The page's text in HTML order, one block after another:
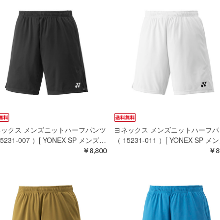
クス メンズニットハーフパンツ
007 ）[ YONEX SP メンズ…
￥8,800
ヨネックス メンズニットハーフ
（ 15231-011 ）[ YONEX SP メ
￥